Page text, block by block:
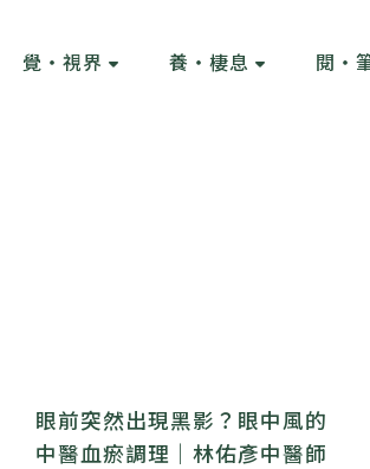
覺・視界 養・棲息 閱・
眼前突然出現黑影？眼中風的
中醫血瘀調理｜林佑彥中醫師